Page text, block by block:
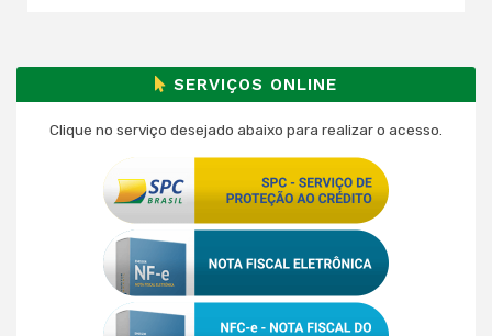
SERVIÇOS ONLINE
Clique no serviço desejado abaixo para realizar o acesso.